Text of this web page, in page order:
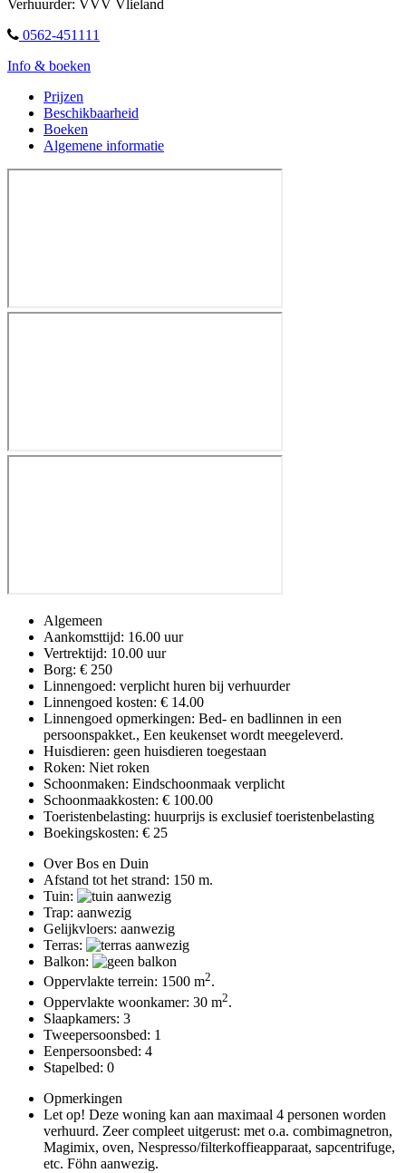
Verhuurder: VVV Vlieland
0562-451111
Info & boeken
Prijzen
Beschikbaarheid
Boeken
Algemene informatie
Algemeen
Aankomsttijd: 16.00 uur
Vertrektijd: 10.00 uur
Borg: € 250
Linnengoed: verplicht huren bij verhuurder
Linnengoed kosten: € 14.00
Linnengoed opmerkingen: Bed- en badlinnen in een
persoonspakket., Een keukenset wordt meegeleverd.
Huisdieren: geen huisdieren toegestaan
Roken: Niet roken
Schoonmaken: Eindschoonmaak verplicht
Schoonmaakkosten: € 100.00
Toeristenbelasting: huurprijs is exclusief toeristenbelasting
Boekingskosten: € 25
Over Bos en Duin
Afstand tot het strand: 150 m.
Tuin:
Trap: aanwezig
Gelijkvloers: aanwezig
Terras:
Balkon:
Oppervlakte terrein: 1500 m2.
Oppervlakte woonkamer: 30 m2.
Slaapkamers: 3
Tweepersoonsbed: 1
Eenpersoonsbed: 4
Stapelbed: 0
Opmerkingen
Let op! Deze woning kan aan maximaal 4 personen worden
verhuurd. Zeer compleet uitgerust: met o.a. combimagnetron,
Magimix, oven, Nespresso/filterkoffieapparaat, sapcentrifuge,
etc. Föhn aanwezig.